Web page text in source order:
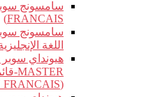
FRANCAIS)
سامسونج
اللغة
هيونداي سوبر Comboy
MASTER-قائمة
(EN FRANCAIS)